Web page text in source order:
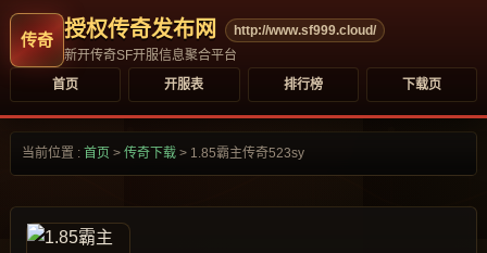
授权传奇发布网
http://www.sf999.cloud/
新开传奇SF开服信息聚合平台
首页
开服表 排行榜 下载页
当前位置 : 首页 > 传奇下载 > 1.85霸主传奇523sy